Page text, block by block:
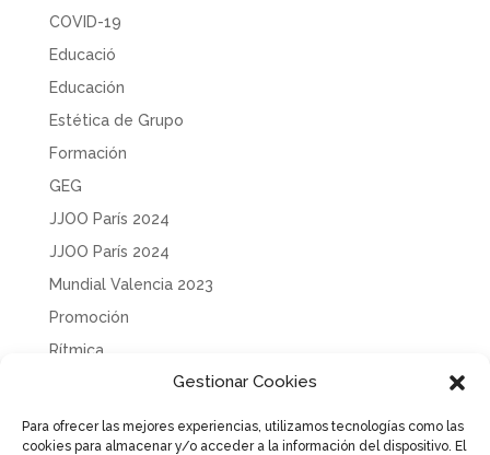
Gestionar Cookies
Para ofrecer las mejores experiencias, utilizamos tecnologías como las
cookies para almacenar y/o acceder a la información del dispositivo. El
COVID-19
Educació
Educación
Estética de Grupo
Formación
GEG
JJOO París 2024
JJOO París 2024
Mundial Valencia 2023
Promoción
Rítmica
Solidaridad
Tecnificación